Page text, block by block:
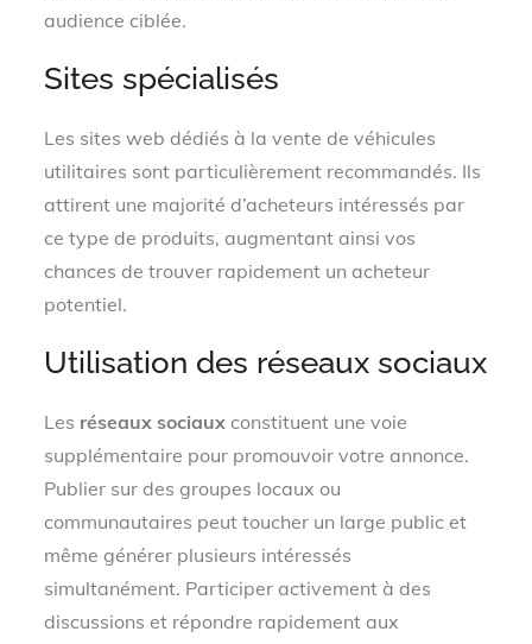
audience ciblée.
Sites spécialisés
Les sites web dédiés à la vente de véhicules
utilitaires sont particulièrement recommandés. Ils
attirent une majorité d’acheteurs intéressés par
ce type de produits, augmentant ainsi vos
chances de trouver rapidement un acheteur
potentiel.
Utilisation des réseaux sociaux
Les réseaux sociaux constituent une voie
supplémentaire pour promouvoir votre annonce.
Publier sur des groupes locaux ou
communautaires peut toucher un large public et
même générer plusieurs intéressés
simultanément. Participer activement à des
discussions et répondre rapidement aux